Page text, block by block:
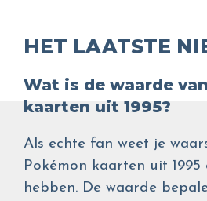
HET LAATSTE
Wat is de waarde
kaarten uit 1995?
Als echte fan weet je
Pokémon kaarten uit
hebben. De waarde